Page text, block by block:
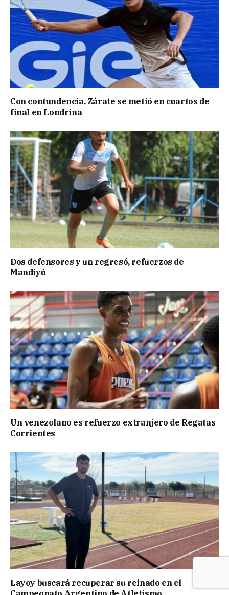
Con contundencia, Zárate se metió en cuartos de
final en Londrina
Dos defensores y un regresó, refuerzos de
Mandiyú
Un venezolano es refuerzo extranjero de Regatas
Corrientes
Layoy buscará recuperar su reinado en el